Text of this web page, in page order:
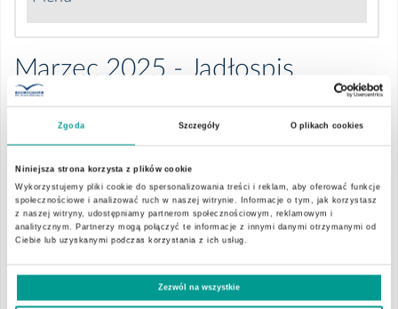
Zgoda Szczegóły O plikach cookies
Niniejsza strona korzysta z plików cookie
Wykorzystujemy pliki cookie do spersonalizowania treści i reklam, aby oferować funkcje
społecznościowe i analizować ruch w naszej witrynie. Informacje o tym, jak korzystasz
z naszej witryny, udostępniamy partnerom społecznościowym, reklamowym i
analitycznym. Partnerzy mogą połączyć te informacje z innymi danymi otrzymanymi od
Ciebie lub uzyskanymi podczas korzystania z ich usług.
Zezwól na wszystkie
Grudzień 2025 - Zdjęcia posiłków
Listopad 2025 - Jadłospis
Listopad 2025 - Zdjęcia posiłków
Październik 2025 - Jadłospis
Październik 2025 - Zdjęcia posiłków
Marzec 2025 - Jadłospis
0322-jadlospis-03-
09-03-2025.docx
0347-jadlospis-10-